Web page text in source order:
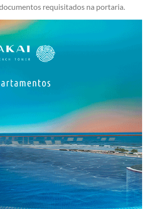
requisitados na portaria.